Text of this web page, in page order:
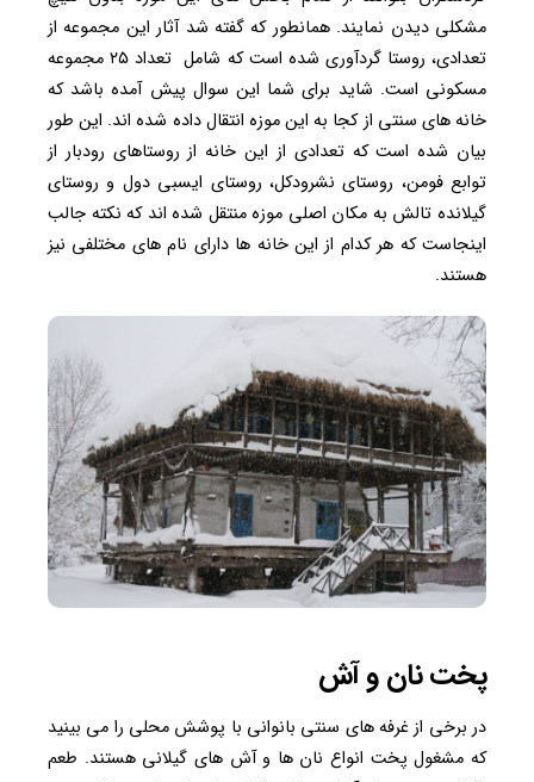
مشکلی دیدن نمایند. همانطور که گفته شد آثار این مجموعه از
تعدادی، روستا گردآوری شده است که شامل تعداد ۲۵ مجموعه
مسکونی است. شاید برای شما این سوال پیش آمده باشد که
خانه های سنتی از کجا به این موزه انتقال داده شده اند. این طور
بیان شده است که تعدادی از این خانه از روستاهای رودبار از
توابع فومن، روستای نشرودکل، روستای ایسبی دول و روستای
گیلانده تالش به مکان اصلی موزه منتقل شده اند که نکته جالب
اینجاست که هر کدام از این خانه ها دارای نام های مختلفی نیز
هستند.
پخت نان و آش
در برخی از غرفه های سنتی بانوانی با پوشش محلی را می بینید
که مشغول پخت انواع نان ها و آش های گیلانی هستند. طعم